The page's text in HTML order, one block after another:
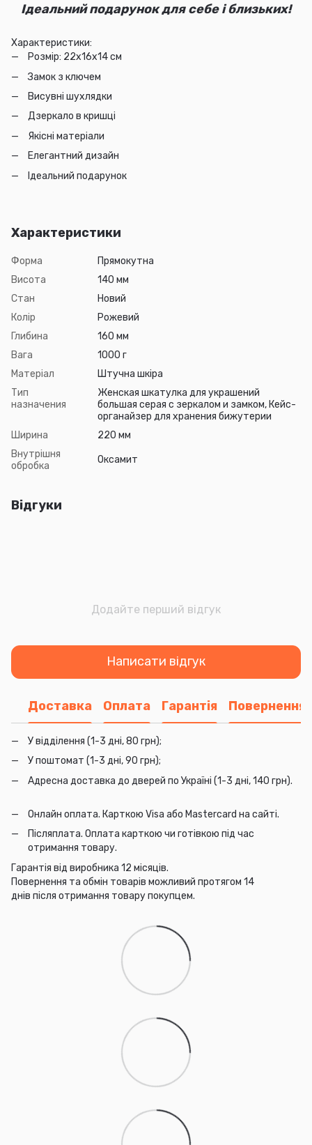
Ідеальний подарунок для себе і близьких!
Характеристики:
Розмір: 22х16х14 см
Замок з ключем
Висувні шухлядки
Дзеркало в кришці
Якісні матеріали
Елегантний дизайн
Ідеальний подарунок
Характеристики
Форма
Прямокутна
Висота
140 мм
Стан
Новий
Колір
Рожевий
Глибина
160 мм
Вага
1000 г
Матеріал
Штучна шкіра
Тип
назначения
Женская шкатулка для украшений
большая серая с зеркалом и замком, Кейс-
органайзер для хранения бижутерии
Ширина
220 мм
Внутрішня
обробка
Оксамит
Відгуки
Додайте перший відгук
Написати відгук
Доставка Оплата Гарантія Повернення
У відділення (1-3 дні, 80 грн);
У поштомат (1-3 дні, 90 грн);
Адресна доставка до дверей по Україні (1-3 дні, 140 грн).
Онлайн оплата. Карткою Visa або Mastercard на сайті.
Післяплата. Оплата карткою чи готівкою під час
отримання товару.
Гарантія від виробника 12 місяців.
Повернення та обмін товарів можливий протягом 14
днів після отримання товару покупцем.